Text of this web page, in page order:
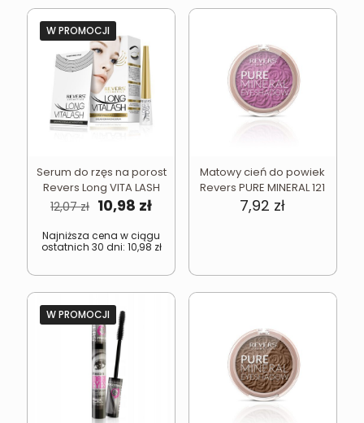
W PROMOCJI
Serum do rzęs na porost
Revers Long VITA LASH
12,07zł Pierwotna
wynosiła:
12,07 zł.
10,98 złAktualna
wynosi:
10,98 zł.
Najniższa cena w ciągu
ostatnich 30 dni: 10,98 zł
Matowy cień do powiek
Revers PURE MINERAL 121
7,92 zł
W PROMOCJI